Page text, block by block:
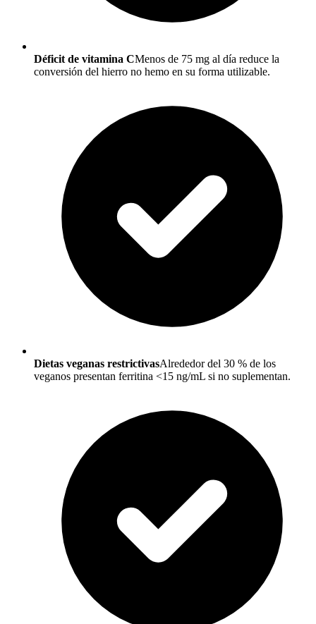
Déficit de vitamina CMenos de 75 mg al día reduce la
conversión del hierro no hemo en su forma utilizable.
Dietas veganas restrictivasAlrededor del 30 % de los
veganos presentan ferritina <15 ng/mL si no suplementan.